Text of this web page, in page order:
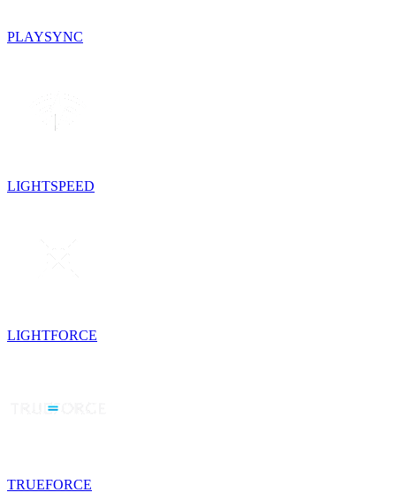
PLAYSYNC
LIGHTSPEED
LIGHTFORCE
TRUEFORCE